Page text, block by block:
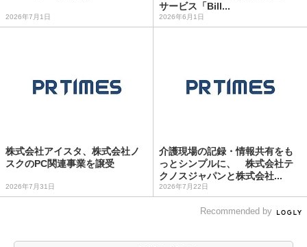
2026年7月1日
サービス「Bill...
2026年6月1日
株式会社アイスタ、株式会社ノ
スクのPC関連事業を譲受
2026年7月31日
介護現場の記録・情報共有をも
っとシンプルに、 株式会社テ
クノスジャパンと株式会社...
2026年7月22日
Recommended by